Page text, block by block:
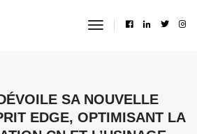
toggle
SA NOUVELLE
EDGE, OPTIMISANT LA